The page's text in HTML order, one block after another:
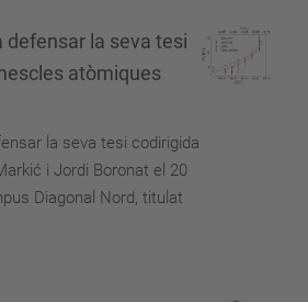
defensar la seva tesi
atòmiques
la seva tesi codirigida
i Jordi Boronat el 20
Diagonal Nord, titulat